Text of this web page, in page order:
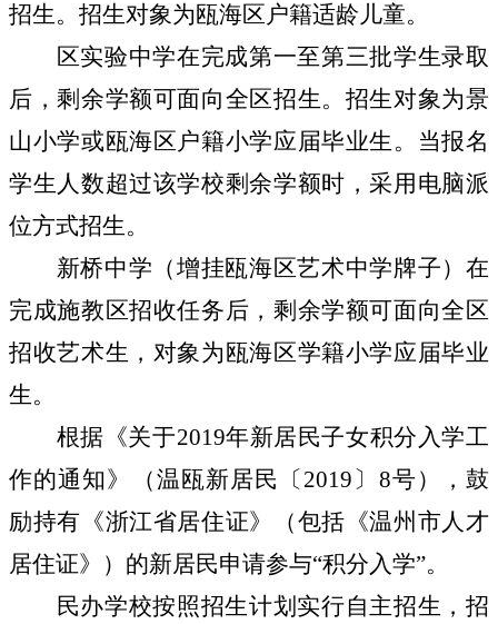
招生。招生对象为瓯海区户籍适龄儿童。
区实验中学在完成第一至第三批学生录取
后，剩余学额可面向全区招生。招生对象为景
山小学或瓯海区户籍小学应届毕业生。当报名
学生人数超过该学校剩余学额时，采用电脑派
位方式招生。
新桥中学（增挂瓯海区艺术中学牌子）在
完成施教区招收任务后，剩余学额可面向全区
招收艺术生，对象为瓯海区学籍小学应届毕业
生。
根据《关于2019年新居民子女积分入学工
作的通知》（温瓯新居民〔 2019 〕 8号），鼓
励持有《浙江省居住证》（包括《温州市人才
居住证》）的新居民申请参与“积分入学”。
民办学校按照招生计划实行自主招生，招